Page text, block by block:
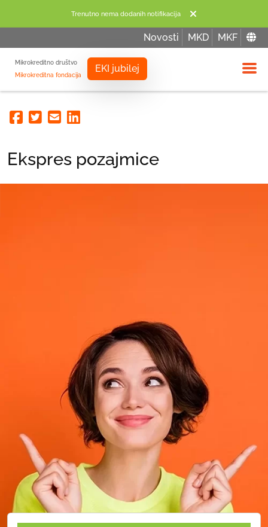
Trenutno nema dodanih notifikacija
Novosti MKD MKF
Mikrokreditno društvo
Mikrokreditna fondacija
EKI jubilej
Facebook
TwitterEmailLinkedin
Ekspres pozajmice